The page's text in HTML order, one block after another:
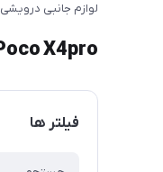
لوازم جانبی درویشی
X4pro
فیلتر ها